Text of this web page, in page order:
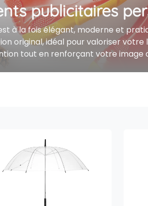
publicitaires
à la fois élégant, moderne et
original, idéal pour valoriser
tout en renforçant votre image